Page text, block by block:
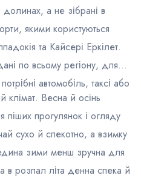
долинах, а не зібрані в
якими користуються
та Кайсері Еркілет.
по всьому регіону, для
автомобіль, таксі або
клімат. Весна й осінь
піших прогулянок і огляду
сухо й спекотно, а взимку
зими менш зручна для
в розпал літа денна спека й